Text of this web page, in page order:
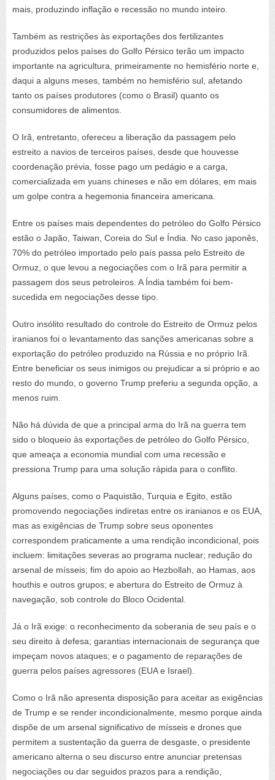
mais, produzindo inflação e recessão no mundo inteiro.
Também as restrições às exportações dos fertilizantes
produzidos pelos países do Golfo Pérsico terão um impacto
importante na agricultura, primeiramente no hemisfério norte e,
daqui a alguns meses, também no hemisfério sul, afetando
tanto os países produtores (como o Brasil) quanto os
consumidores de alimentos.
O Irã, entretanto, ofereceu a liberação da passagem pelo
estreito a navios de terceiros países, desde que houvesse
coordenação prévia, fosse pago um pedágio e a carga,
comercializada em yuans chineses e não em dólares, em mais
um golpe contra a hegemonia financeira americana.
Entre os países mais dependentes do petróleo do Golfo Pérsico
estão o Japão, Taiwan, Coreia do Sul e Índia. No caso japonês,
70% do petróleo importado pelo país passa pelo Estreito de
Ormuz, o que levou a negociações com o Irã para permitir a
passagem dos seus petroleiros. A Índia também foi bem-
sucedida em negociações desse tipo.
Outro insólito resultado do controle do Estreito de Ormuz pelos
iranianos foi o levantamento das sanções americanas sobre a
exportação do petróleo produzido na Rússia e no próprio Irã.
Entre beneficiar os seus inimigos ou prejudicar a si próprio e ao
resto do mundo, o governo Trump preferiu a segunda opção, a
menos ruim.
Não há dúvida de que a principal arma do Irã na guerra tem
sido o bloqueio às exportações de petróleo do Golfo Pérsico,
que ameaça a economia mundial com uma recessão e
pressiona Trump para uma solução rápida para o conflito.
Alguns países, como o Paquistão, Turquia e Egito, estão
promovendo negociações indiretas entre os iranianos e os EUA,
mas as exigências de Trump sobre seus oponentes
correspondem praticamente a uma rendição incondicional, pois
incluem: limitações severas ao programa nuclear; redução do
arsenal de mísseis; fim do apoio ao Hezbollah, ao Hamas, aos
houthis e outros grupos; e abertura do Estreito de Ormuz à
navegação, sob controle do Bloco Ocidental.
Já o Irã exige: o reconhecimento da soberania de seu país e o
seu direito à defesa; garantias internacionais de segurança que
impeçam novos ataques; e o pagamento de reparações de
guerra pelos países agressores (EUA e Israel).
Como o Irã não apresenta disposição para aceitar as exigências
de Trump e se render incondicionalmente, mesmo porque ainda
dispõe de um arsenal significativo de mísseis e drones que
permitem a sustentação da guerra de desgaste, o presidente
americano alterna o seu discurso entre anunciar pretensas
negociações ou dar seguidos prazos para a rendição,